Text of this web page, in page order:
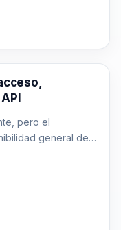
pero el
general de